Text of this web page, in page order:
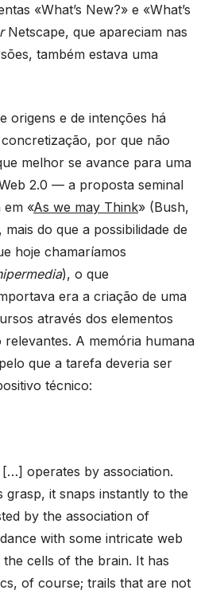
«What’s New?» e «What’s
Netscape, que apareciam nas
também estava uma
origens e de intenções há
por que não
melhor se avance para uma
2.0 — a proposta seminal
em «As we may Think» (Bush,
do que a possibilidade de
hoje chamaríamos
), o que
era a criação de uma
através dos elementos
relevantes. A memória humana
que a tarefa deveria ser
técnico:
operates by association.
grasp, it snaps instantly to the
by the association of
with some intricate web
cells of the brain. It has
of course; trails that are not